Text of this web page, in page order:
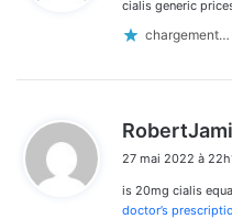
cialis generic
chargement…
27 mai 2022 à
is 20mg cialis
doctor’s